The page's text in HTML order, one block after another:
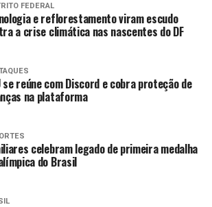
30/08/2025 – Ana Carolina
executiva do Iser (Instituto de
Foto:Tânia Rêgo/Agência Brasil
do Iser, Ana Carolina Evangelista,
da vigília é mostrar a importância
FEDERAL
e reflorestamento viram escudo
a crise climática nas nascentes do DF
se reúne com Discord e cobra proteção de
na plataforma
celebram legado de primeira medalha
do Brasil